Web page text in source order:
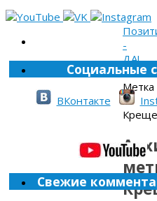
-
ДА!
»
Метка
»
Социальные
ВКонтакте
Свежие